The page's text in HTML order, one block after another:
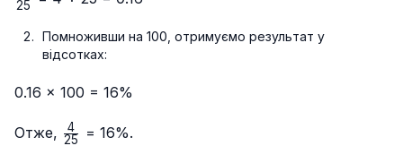
25
Помноживши на 100, отримуємо результат у
відсотках:
0.16 × 100 = 16%
Отже, \frac{4}
25
4 = 16%.